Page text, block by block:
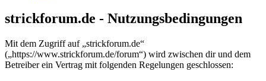
strickforum.de - Nutzungsbedingungen
Mit dem Zugriff auf „strickforum.de“
(„https://www.strickforum.de/forum“) wird zwischen dir und dem
Betreiber ein Vertrag mit folgenden Regelungen geschlossen: